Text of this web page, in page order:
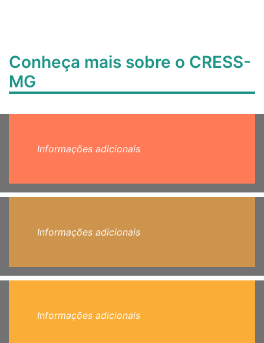
Conheça mais sobre o CRESS-
MG
Informações adicionais
Informações adicionais
Informações adicionais